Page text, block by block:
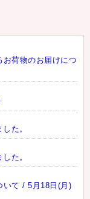
荷物のお届けにつ
た。
た。
いて / 5月18日(月)